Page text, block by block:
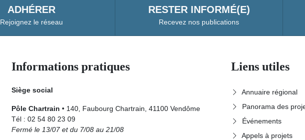
ADHÉRER
Rejoignez le réseau
RESTER INFORMÉ(E)
Recevez nos publications
Informations pratiques
Siège social
Pôle Chartrain • 140, Faubourg Chartrain, 41100 Vendôme
Tél : 02 54 80 23 09
Fermé le 13/07 et du 7/08 au 21/08
Liens utiles
Annuaire régional
Panorama des
Événements
Appels à projets